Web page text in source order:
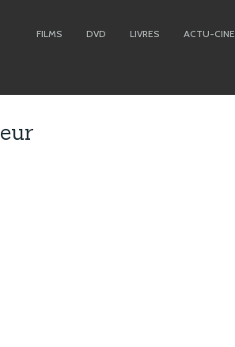
FILMS DVD LIVRES ACTU-CINE